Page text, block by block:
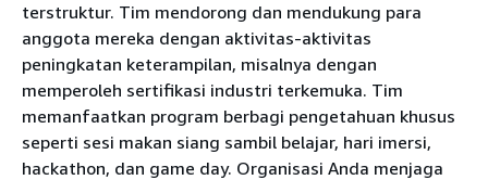
terstruktur. Tim mendorong dan mendukung para
anggota mereka dengan aktivitas-aktivitas
peningkatan keterampilan, misalnya dengan
memperoleh sertifikasi industri terkemuka. Tim
memanfaatkan program berbagi pengetahuan khusus
seperti sesi makan siang sambil belajar, hari imersi,
hackathon, dan game day. Organisasi Anda menjaga